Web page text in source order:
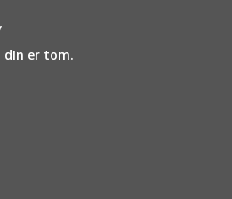
din er tom.